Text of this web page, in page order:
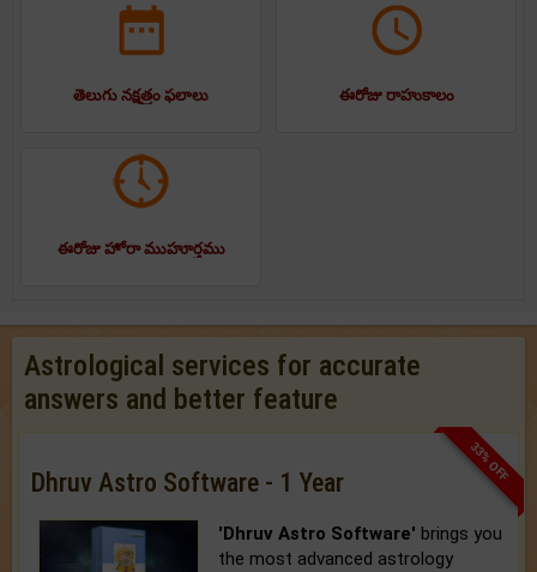
తెలుగు నక్షత్రం ఫలాలు ఈరోజు రాహుకాలం
ఈరోజు హోరా ముహూర్తము
Astrological services for accurate
answers and better feature
33% OFF
Dhruv Astro Software - 1 Year
'Dhruv Astro Software' brings you
the most advanced astrology